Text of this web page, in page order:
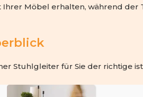
Möbel erhalten, während der
Stuhlgleiter für Sie der richtige